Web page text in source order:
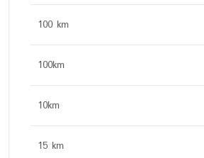
100 km
100km
10km
15 km